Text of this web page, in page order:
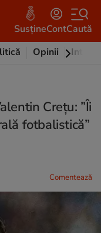
SusțineContCaută
Opinii
Crețu: ”Îi
fotbalistică”
Comentează